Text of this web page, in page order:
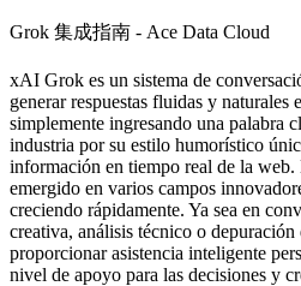
Grok 集成指南 - Ace Data Cloud
xAI Grok es un sistema de
generar respuestas fluidas y naturales
simplemente ingresando una palabra
industria por su estilo humorístico
información en tiempo real de la
emergido en varios campos
creciendo rápidamente. Ya sea en
creativa, análisis técnico o
proporcionar asistencia inteligente
nivel de apoyo para las decisiones y